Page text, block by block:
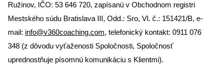
Ružinov, IČO: 53 646 720, zapísanú v Obchodnom registri
Mestského súdu Bratislava III, Odd.: Sro, Vl. č.: 151421/B, e-
mail: info@v360coaching.com, telefonický kontakt: 0911 076
348 (z dôvodu vyťaženosti Spoločnosti, Spoločnosť
uprednostňuje písomnú komunikáciu s Klientmi).